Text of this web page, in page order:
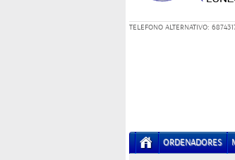
TELEFONO ALTERNATIVO:
ORDENADORES